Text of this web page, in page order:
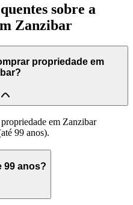
sobre a
Zanzibar
propriedade em
em Zanzibar
99 anos).
99 anos?